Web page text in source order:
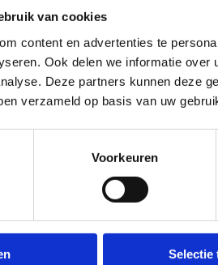
van cookies
content en advertenties te
Ook delen we informatie
Deze partners kunnen deze
verzameld op basis van uw
Voorkeuren
Selectie
behoort